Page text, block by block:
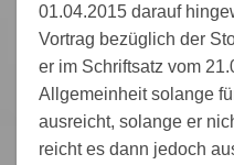
01.04.2015 darauf
Vortrag bezüglich der
er im Schriftsatz vom
Allgemeinheit solange
ausreicht, solange er
reicht es dann jedoch